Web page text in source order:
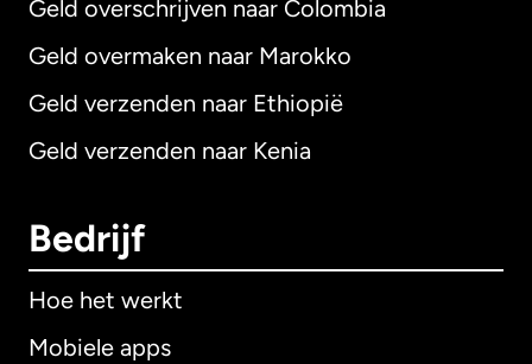
Geld overschrijven naar Colombia
Geld overmaken naar Marokko
Geld verzenden naar Ethiopië
Geld verzenden naar Kenia
Bedrijf
Hoe het werkt
Mobiele apps